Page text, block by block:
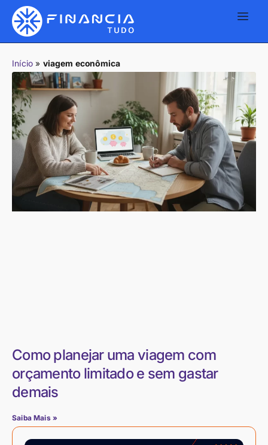
Início » viagem econômica
Como planejar uma viagem com
orçamento limitado e sem gastar
demais
Saiba Mais »